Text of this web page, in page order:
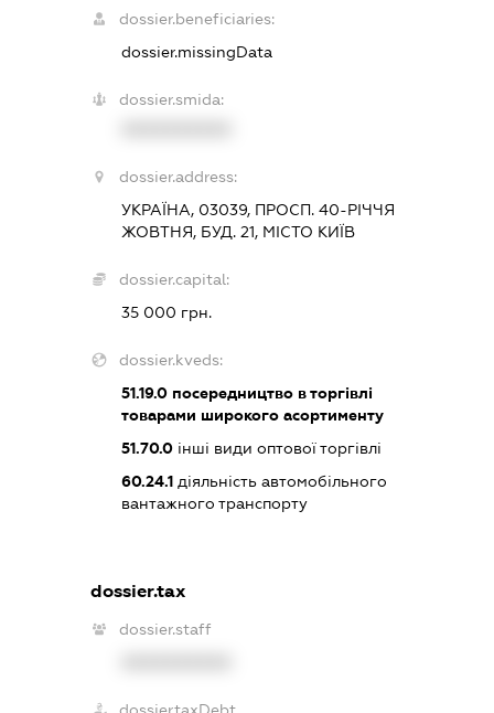
dossier.beneficiaries:
dossier.missingData
dossier.smida:
dossier.address:
УКРАЇНА, 03039, ПРОСП. 40-РІЧЧЯ
ЖОВТНЯ, БУД. 21, МІСТО КИЇВ
dossier.capital:
35 000 грн.
dossier.kveds:
51.19.0посередництво в торгівлі
товарами широкого асортименту
51.70.0інші види оптової торгівлі
60.24.1діяльність автомобільного
вантажного транспорту
dossier.tax
dossier.staff
dossier.taxDebt